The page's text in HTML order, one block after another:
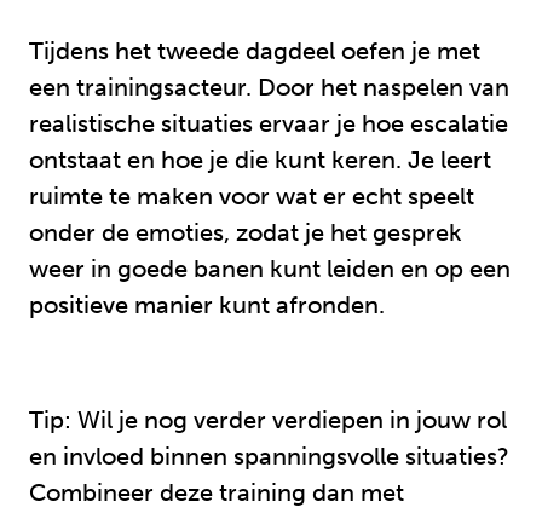
Tijdens het tweede dagdeel oefen je met
een trainingsacteur. Door het naspelen van
realistische situaties ervaar je hoe escalatie
ontstaat en hoe je die kunt keren. Je leert
ruimte te maken voor wat er echt speelt
onder de emoties, zodat je het gesprek
weer in goede banen kunt leiden en op een
positieve manier kunt afronden.
Tip: Wil je nog verder verdiepen in jouw rol
en invloed binnen spanningsvolle situaties?
Combineer deze training dan met